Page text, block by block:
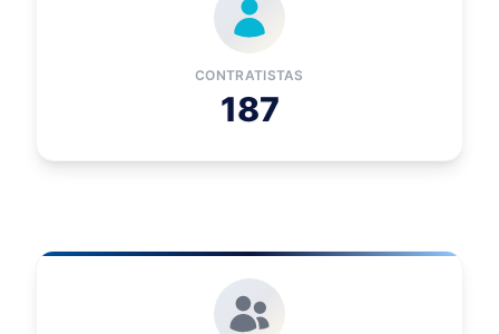
CONTRATISTAS
187